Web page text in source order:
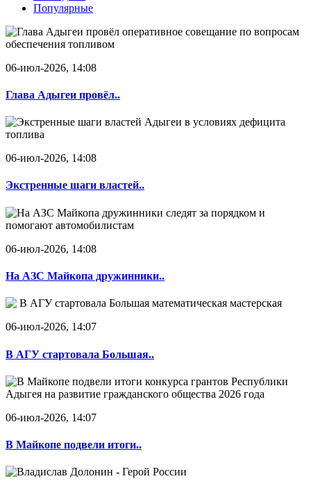
Популярные
06-июл-2026, 14:08
Глава Адыгеи провёл..
06-июл-2026, 14:08
Экстренные шаги властей..
06-июл-2026, 14:08
На АЗС Майкопа дружинники..
06-июл-2026, 14:07
В АГУ стартовала Большая..
06-июл-2026, 14:07
В Майкопе подвели итоги..